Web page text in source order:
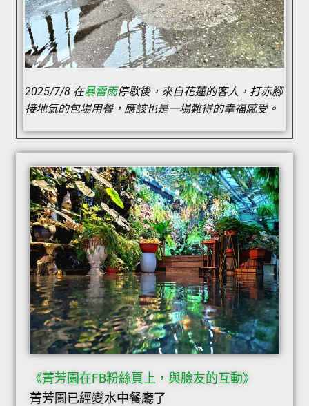
2025/7/8 在暴雷雨停歇後，來自花蓮的客人，打赤腳
接地氣的包場用餐，應該也是一場難得的幸福感受。
《菁芳園在FB粉絲頁上，與臉友的互動》
菁芳園已經變水中餐廳了